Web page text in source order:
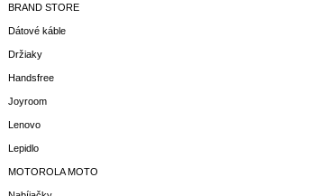
BRAND STORE
Dátové káble
Držiaky
Handsfree
Joyroom
Lenovo
Lepidlo
MOTOROLA MOTO